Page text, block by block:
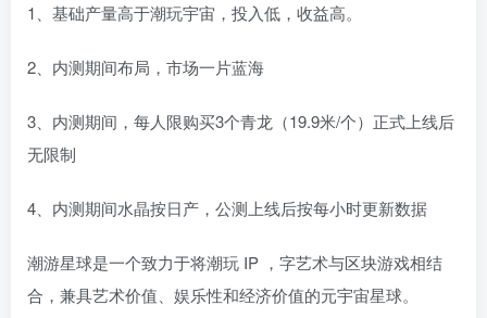
1、基础产量高于潮玩宇宙，投入低，收益高。
2、内测期间布局，市场一片蓝海
3、内测期间，每人限购买3个青龙（19.9米/个）正式上线后
无限制
4、内测期间水晶按日产，公测上线后按每小时更新数据
潮游星球是一个致力于将潮玩 IP ，字艺术与区块游戏相结
合，兼具艺术价值、娱乐性和经济价值的元宇宙星球。